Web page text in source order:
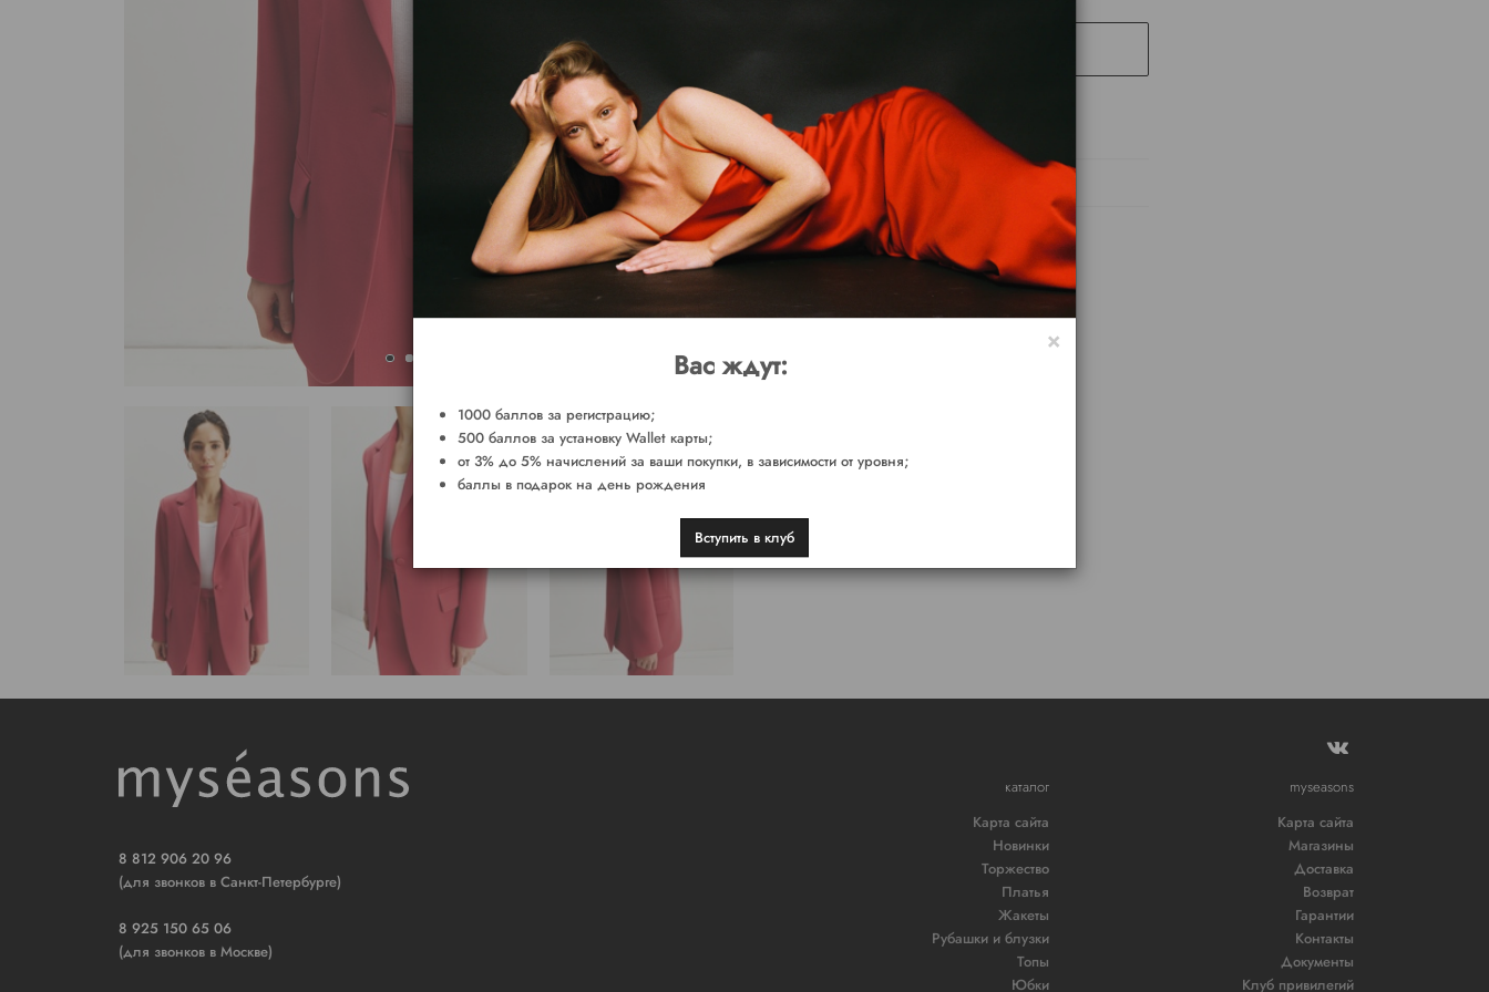
Доставка от 2-х рабочих дней
СОСТАВ
УХОД ЗА ТОВАРОМ
Сделано в России
Арт. JCRPI0150
8 812 906 20 96
(для звонков в Санкт-Петербурге)
8 925 150 65 06
(для звонков в Москве)
каталог
Карта сайта
Новинки
Торжество
Платья
Жакеты
Рубашки и блузки
Топы
Юбки
myseasons
Карта сайта
Магазины
Доставка
Возврат
Гарантии
Контакты
Документы
Клуб привилегий
×
Вас ждут:
1000 баллов за регистрацию;
500 баллов за установку Wallet карты;
от 3% до 5% начислений за ваши покупки, в зависимости от уровня;
баллы в подарок на день рождения
Вступить в клуб